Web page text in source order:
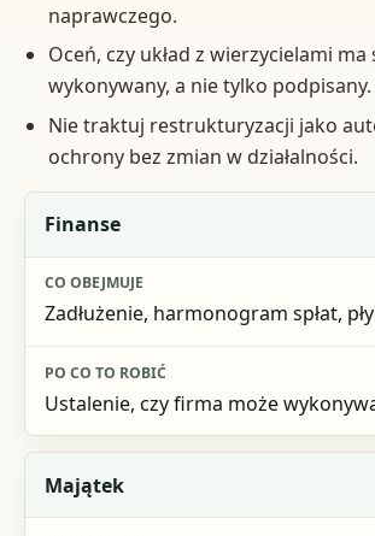
naprawczego.
Oceń, czy układ z wierzycielami ma
wykonywany, a nie tylko podpisany.
Nie traktuj restrukturyzacji jako
ochrony bez zmian w działalności.
Obszar
Co obejmuje
Finanse
Zadłużenie, harmonogram spłat,
Ustalenie, czy firma może
Majątek